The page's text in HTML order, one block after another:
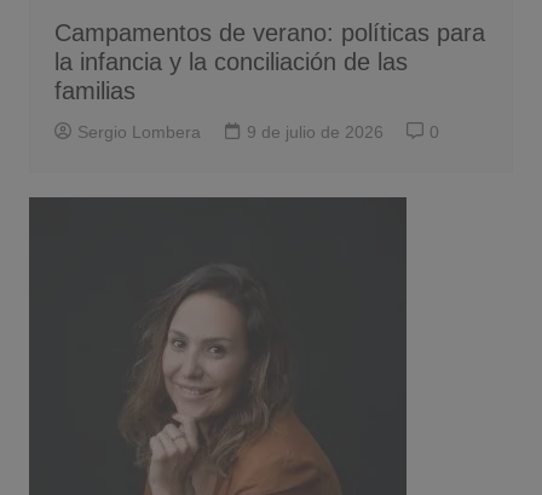
Campamentos de verano: políticas para
la infancia y la conciliación de las
familias
Sergio Lombera 9 de julio de 2026 0